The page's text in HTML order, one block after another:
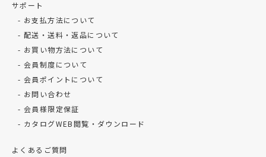
サポート
お支払方法について
配送・送料・返品について
お買い物方法について
会員制度について
会員ポイントについて
お問い合わせ
会員様限定保証
カタログWEB閲覧・ダウンロード
よくあるご質問